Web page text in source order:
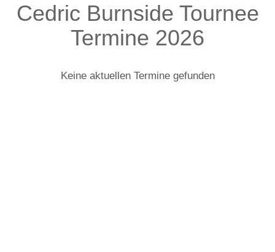
Cedric Burnside Tournee
Termine 2026
Keine aktuellen Termine gefunden